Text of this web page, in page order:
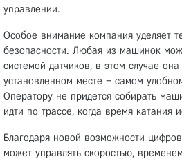
управлении.
Особое внимание компания уделяет
безопасности. Любая из машинок
системой датчиков, в этом случае
установленном месте – самом
Оператору не придется собирать
идти по трассе, когда время катания
Благодаря новой возможности
может управлять скоростью,